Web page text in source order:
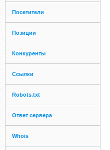
Посетители
Позиции
Конкуренты
Ссылки
Robots.txt
Ответ сервера
Whois